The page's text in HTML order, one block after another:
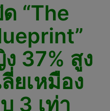
“The
37% สูง
ยเหมือง
3 เท่า